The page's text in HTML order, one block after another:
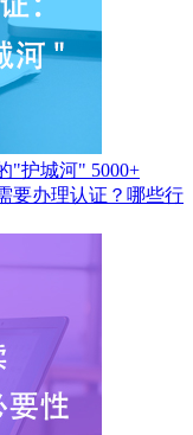
"护城河" 5000+
要办理认证？哪些行